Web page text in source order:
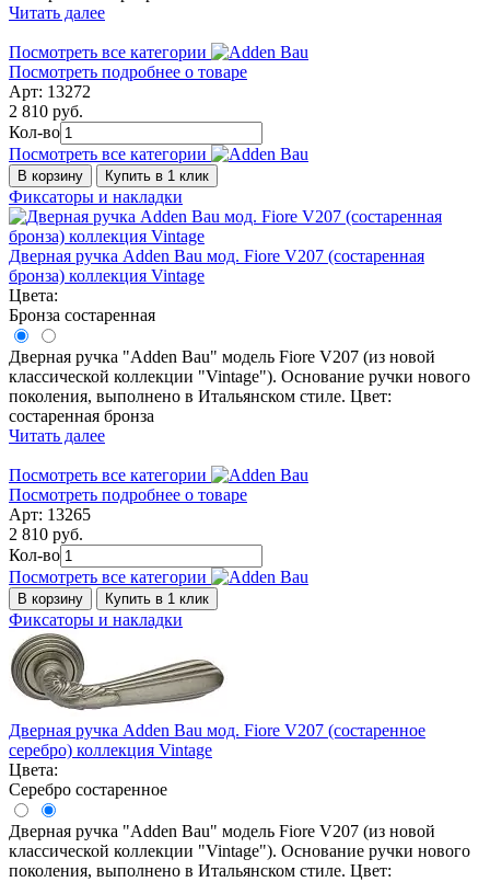
Читать далее
Посмотреть все категории
Посмотреть подробнее о товаре
Арт: 13272
2 810 руб.
Кол-во
Посмотреть все категории
В корзину Купить в 1 клик
Фиксаторы и накладки
Дверная ручка Adden Bau мод. Fiore V207 (состаренная
бронза) коллекция Vintage
Цвета:
Бронза состаренная
Дверная ручка "Adden Bau" модель Fiore V207 (из новой
классической коллекции "Vintage"). Основание ручки нового
поколения, выполнено в Итальянском стиле. Цвет:
состаренная бронза
Читать далее
Посмотреть все категории
Посмотреть подробнее о товаре
Арт: 13265
2 810 руб.
Кол-во
Посмотреть все категории
В корзину Купить в 1 клик
Фиксаторы и накладки
Дверная ручка Adden Bau мод. Fiore V207 (состаренное
серебро) коллекция Vintage
Цвета:
Серебро состаренное
Дверная ручка "Adden Bau" модель Fiore V207 (из новой
классической коллекции "Vintage"). Основание ручки нового
поколения, выполнено в Итальянском стиле. Цвет: